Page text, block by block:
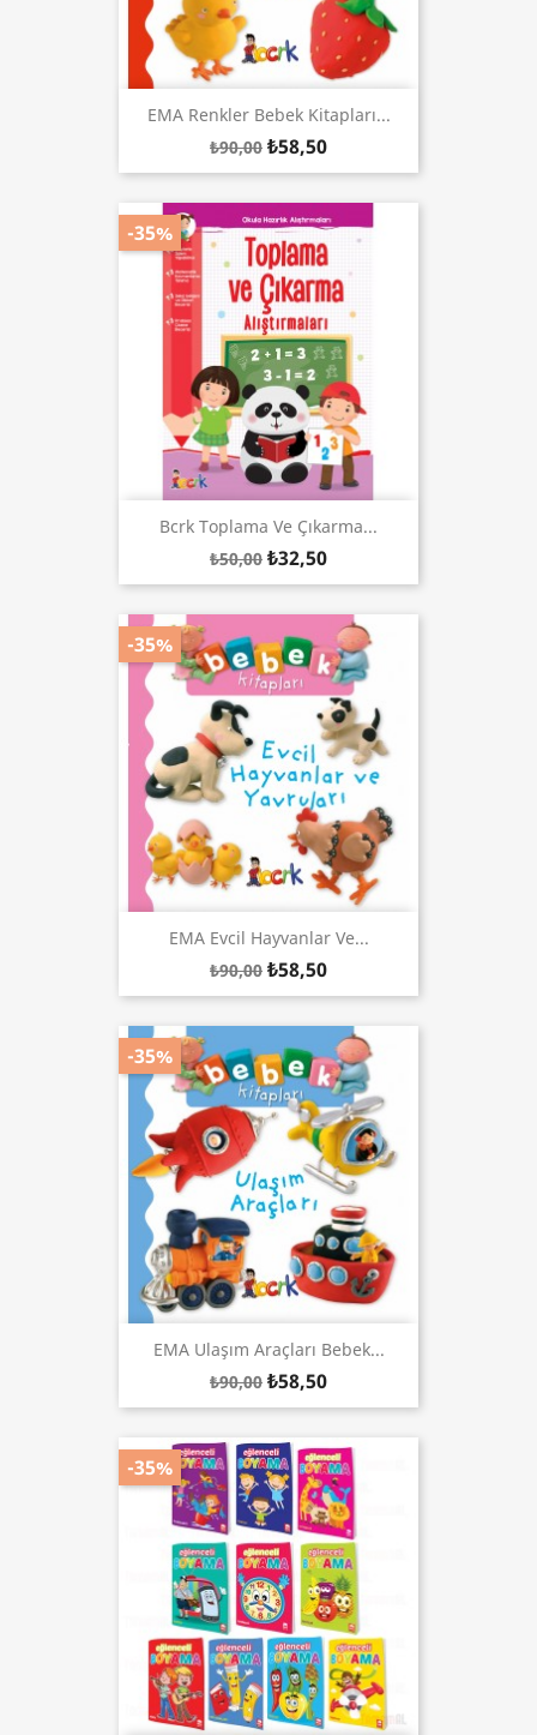
EMA Renkler Bebek Kitapları...
₺90,00 ₺58,50
Bcrk Toplama Ve Çıkarma...
₺50,00 ₺32,50
-35%
EMA Evcil Hayvanlar Ve...
₺90,00 ₺58,50
-35%
EMA Ulaşım Araçları Bebek...
₺90,00 ₺58,50
-35%
-35%